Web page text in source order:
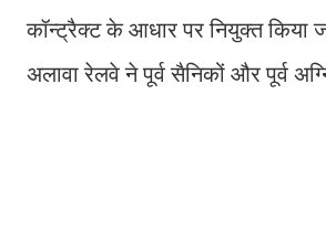
कॉन्ट्रैक्ट के आधार पर नियुक्त किया
अलावा रेलवे ने पूर्व सैनिकों और पूर्व